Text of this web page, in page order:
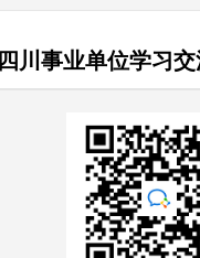
四川事业单位学习